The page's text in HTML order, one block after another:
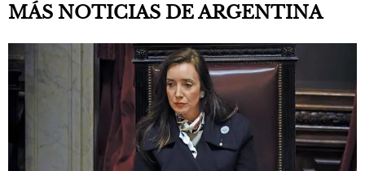
MÁS NOTICIAS DE ARGENTINA